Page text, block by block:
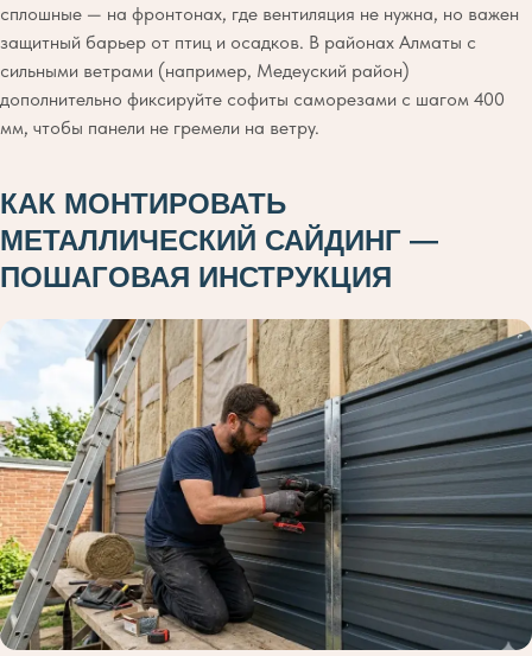
сплошные — на фронтонах, где вентиляция не нужна, но важен
защитный барьер от птиц и осадков. В районах Алматы с
сильными ветрами (например, Медеуский район)
дополнительно фиксируйте софиты саморезами с шагом 400
мм, чтобы панели не гремели на ветру.
КАК МОНТИРОВАТЬ
МЕТАЛЛИЧЕСКИЙ САЙДИНГ —
ПОШАГОВАЯ ИНСТРУКЦИЯ